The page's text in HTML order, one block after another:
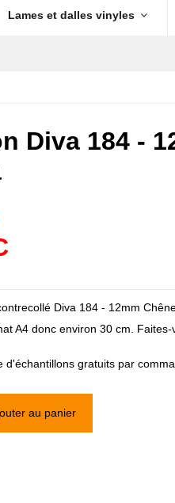
Lames et dalles vinyles
Diva 184 -
Diva 184 - 12mm
A4 donc environ 30 cm.
d'échantillons gratuits par
au panier